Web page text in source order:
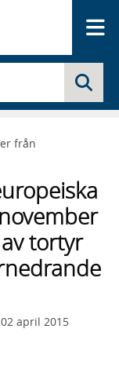
från
tortyr
02 april 2015